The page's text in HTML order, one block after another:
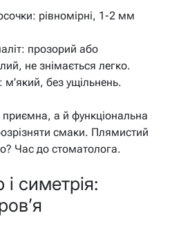
рівномірні, 1-2 мм
прозорий або
не знімається легко.
без ущільнень.
приємна, а й функціональна
смаки. Плямистий
Час до стоматолога.
симетрія: